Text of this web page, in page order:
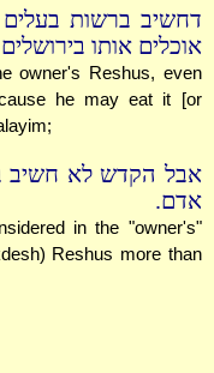
דחשיב ברשות
אוכלים אותו בירושלים
owner's Reshus, even
he may eat it [or
אבל הקדש לא חשיב
אדם.
in the "owner's"
Reshus more than